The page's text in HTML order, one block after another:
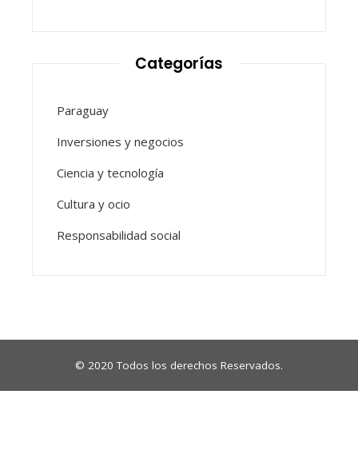
Categorías
Paraguay
Inversiones y negocios
Ciencia y tecnología
Cultura y ocio
Responsabilidad social
© 2020 Todos los derechos Reservados.